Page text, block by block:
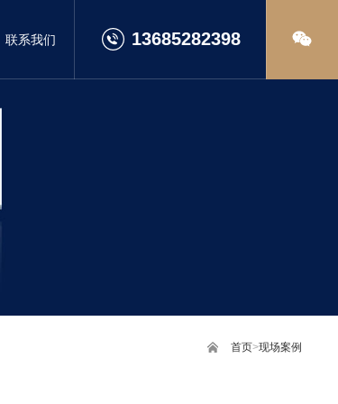
联系我们 13685282398
首页>现场案例